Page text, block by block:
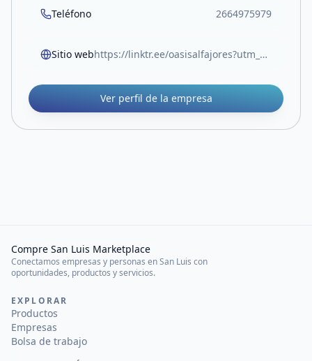
Teléfono 2664975979
Sitio web https://linktr.ee/oasisalfajores?utm_source=linktree_profile_share
Ver perfil de la empresa
Compre San Luis Marketplace
Conectamos empresas y personas en San Luis con
oportunidades, productos y servicios.
EXPLORAR
Productos
Empresas
Bolsa de trabajo